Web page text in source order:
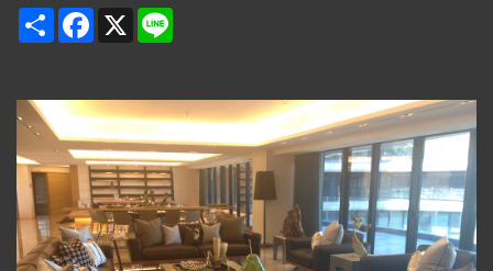
ShareFacebook
X